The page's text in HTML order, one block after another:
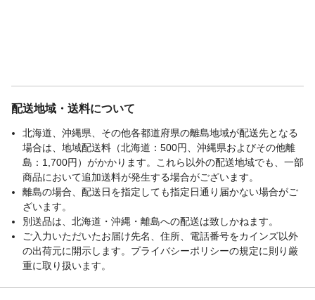
配送地域・送料について
北海道、沖縄県、その他各都道府県の離島地域が配送先となる
場合は、地域配送料（北海道：500円、沖縄県およびその他離
島：1,700円）がかかります。これら以外の配送地域でも、一部
商品において追加送料が発生する場合がございます。
離島の場合、配送日を指定しても指定日通り届かない場合がご
ざいます。
別送品は、北海道・沖縄・離島への配送は致しかねます。
ご入力いただいたお届け先名、住所、電話番号をカインズ以外
の出荷元に開示します。プライバシーポリシーの規定に則り厳
重に取り扱います。